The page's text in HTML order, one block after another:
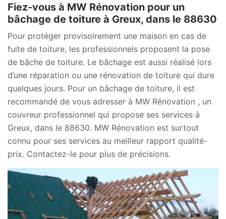
Fiez-vous à MW Rénovation pour un
bâchage de toiture à Greux, dans le 88630
Pour protéger provisoirement une maison en cas de
fuite de toiture, les professionnels proposent la pose
de bâche de toiture. Le bâchage est aussi réalisé lors
d’une réparation ou une rénovation de toiture qui dure
quelques jours. Pour un bâchage de toiture, il est
recommandé de vous adresser à MW Rénovation , un
couvreur professionnel qui propose ses services à
Greux, dans le 88630. MW Rénovation est surtout
connu pour ses services au meilleur rapport qualité-
prix. Contactez-le pour plus de précisions.